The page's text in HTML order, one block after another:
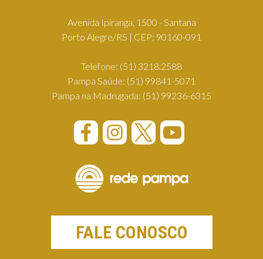
Avenida Ipiranga, 1500 - Santana
Porto Alegre/RS | CEP: 90160-091
Telefone: (51) 3218.2588
Pampa Saúde: (51) 99841-5071
Pampa na Madrugada: (51) 99236-6315
FALE CONOSCO